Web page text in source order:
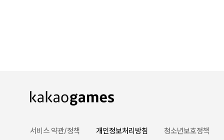
서비스 약관/정책 개인정보처리방침 청소년보호정책